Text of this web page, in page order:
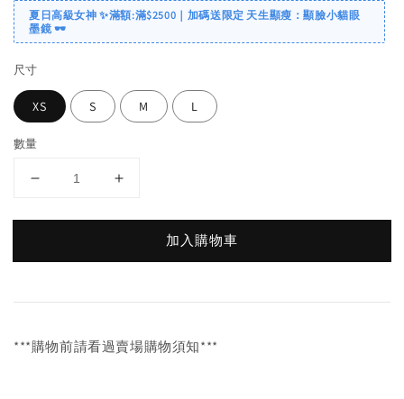
夏日高級女神 ✨滿額:滿$2500｜加碼送限定 天生顯瘦：顯臉小貓眼
墨鏡 🕶️
尺寸
XS S M L
數量
加入購物車
***購物前請看過賣場購物須知***